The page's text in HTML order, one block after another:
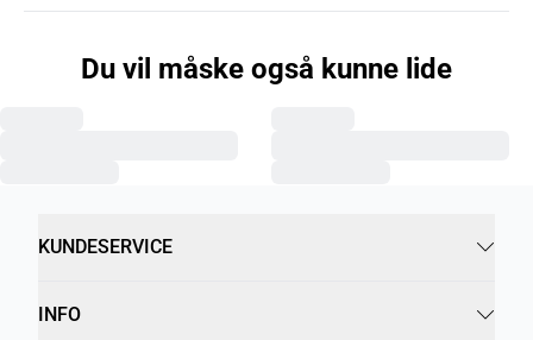
Du vil måske også kunne lide
KUNDESERVICE
INFO